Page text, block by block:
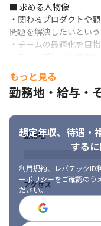
ェクトを立ち上げ、3ヶ
を回しながら組織課題
❐　出社頻度
■ 求める人物像
・関わるプロダクトや
問題を解決したいとい
・チームの最適化を目
もっと見る
勤務地・給与・
想定年収、待遇・
する
利用規約、 レバテックID
ーポリシーをご確認のう
ださい。
勤務地
アクセス